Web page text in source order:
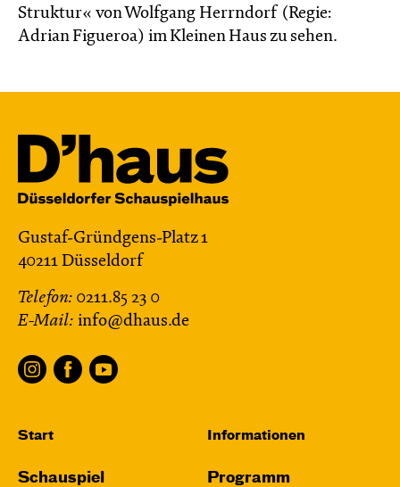
Struktur« von Wolfgang Herrndorf (Regie:
Adrian Figueroa) im Kleinen Haus zu sehen.
Gustaf-Gründgens-Platz 1
40211 Düsseldorf
Telefon: 0211.85 23 0
E-Mail: info@dhaus.de
Start
Schauspiel
Informationen
Programm